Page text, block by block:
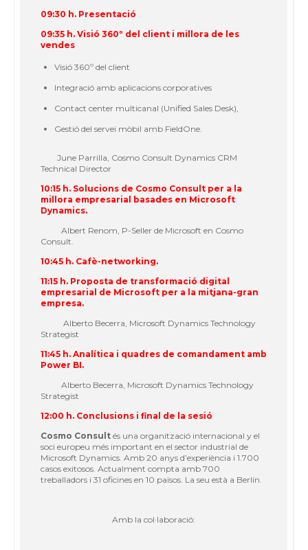
09:30 h. Presentació
09:35 h. Visió 360º del client i millora de les
vendes
Visió 360º del client
Integració amb aplicacions corporatives
Contact center multicanal (Unified Sales Desk),
Gestió del servei mòbil amb FieldOne.
June Parrilla, Cosmo Consult Dynamics CRM
Technical Director
10:15 h. Solucions de Cosmo Consult per a la
millora empresarial basades en Microsoft
Dynamics.
Albert Renom , P-Seller de Microsoft en Cosmo
Consult.
10:45 h. Cafè-networking.
11:15 h. Proposta de transformació digital
empresarial de Microsoft per a la mitjana-gran
empresa.
Alberto Becerra , Microsoft Dynamics Technology
Strategist
11:45 h. Analítica i quadres de comandament amb
Power BI.
Alberto Becerra, Microsoft Dynamics Technology
Strategist
12:00 h. Conclusions i final de la sesió
Cosmo Consult és una organització internacional y el
soci europeu més important en el sector industrial de
Microsoft Dynamics. Amb 20 anys d’experiència i 1.700
casos exitosos. Actualment compta amb 700
treballadors i 31 oficines en 10 països. La seu està a Berlín.
Amb la col·laboració: